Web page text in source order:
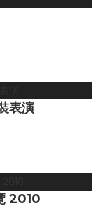
表演
2010